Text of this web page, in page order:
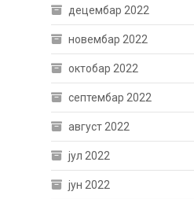
децембар 2022
новембар 2022
октобар 2022
септембар 2022
август 2022
јул 2022
јун 2022